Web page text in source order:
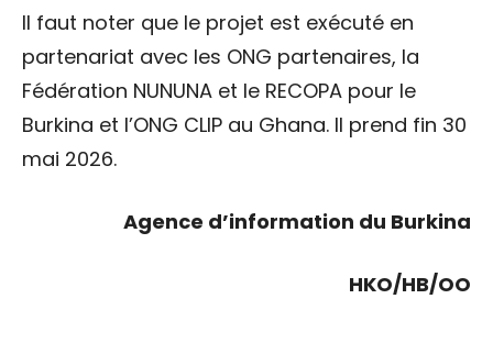
Il faut noter que le projet est exécuté en
partenariat avec les ONG partenaires, la
Fédération NUNUNA et le RECOPA pour le
Burkina et l’ONG CLIP au Ghana. Il prend fin 30
mai 2026.
Agence d’information du Burkina
HKO/HB/OO